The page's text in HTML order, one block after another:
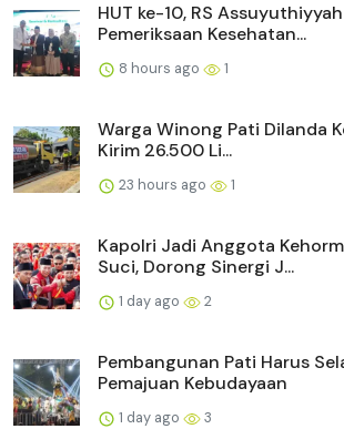
HUT ke-10, RS
Pemeriksaan Kesehatan...
8 hours ago 1
Warga Winong Pati Dilanda
Kirim 26.500 Li...
23 hours ago 1
Kapolri Jadi Anggota
Suci, Dorong Sinergi J...
1 day ago 2
Pembangunan Pati Harus
Pemajuan Kebudayaan
1 day ago 3